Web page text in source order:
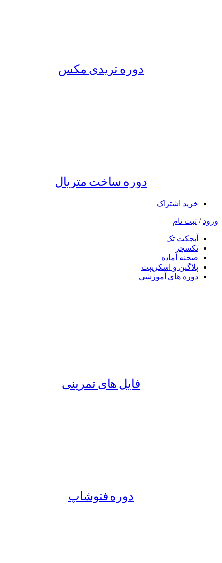
دوره تریدی مکس
دوره ساخت متریال
خرید اشتراک
ورود / ثبت نام
آبجکت تک
تکسچر
صحنه آماده
پلاگین و اسکریپت
دوره های آموزشی
فایل های تمرینی
دوره فتوشاپ